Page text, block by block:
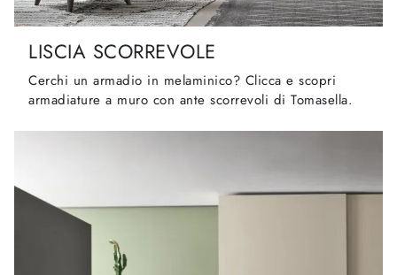
LISCIA SCORREVOLE
Cerchi un armadio in melaminico? Clicca e scopri
armadiature a muro con ante scorrevoli di Tomasella.